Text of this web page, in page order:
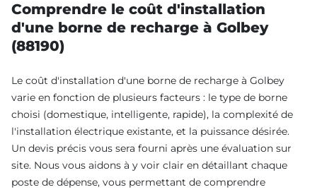
Comprendre le coût d'installation
d'une borne de recharge à Golbey
(88190)
Le coût d'installation d'une borne de recharge à Golbey
varie en fonction de plusieurs facteurs : le type de borne
choisi (domestique, intelligente, rapide), la complexité de
l'installation électrique existante, et la puissance désirée.
Un devis précis vous sera fourni après une évaluation sur
site. Nous vous aidons à y voir clair en détaillant chaque
poste de dépense, vous permettant de comprendre